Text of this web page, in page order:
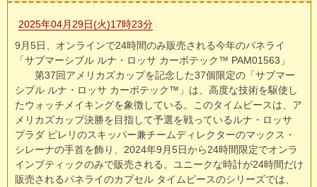
2025年04月29日(火)17時23分
9月5日、オンラインで24時間のみ販売される今年のパネライ
「サブマーシブル ルナ・ロッサ カーボテック™ PAM01563」
第37回アメリカズカップを記念した37個限定の「サブマー
シブル ルナ・ロッサ カーボテック™」は、高度な技術を駆使し
たウォッチメイキングを象徴している。このタイムピースは、ア
メリカズカップ決勝を目指して予選を戦っているルナ・ロッサ
プラダ ピレリのスキッパー兼チームディレクターのマックス・
シレーナの手首を飾り、2024年9月5日から24時間限定でオンラ
インブティックのみで販売される。ユニークな時計が24時間だけ
販売されるパネライのカプセル タイムピースのシリーズでは、